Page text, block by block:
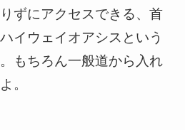
ずにアクセスできる、首
イウェイオアシスという
もちろん一般道から入れ
。